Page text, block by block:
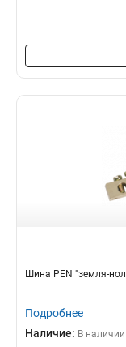
Шина PEN "земля-
Подробнее
Наличие: В наличии